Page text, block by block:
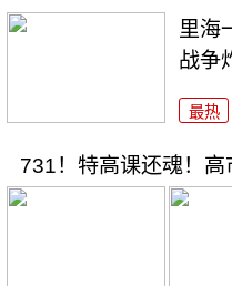
里海
战争
最热
731！特高课还魂！